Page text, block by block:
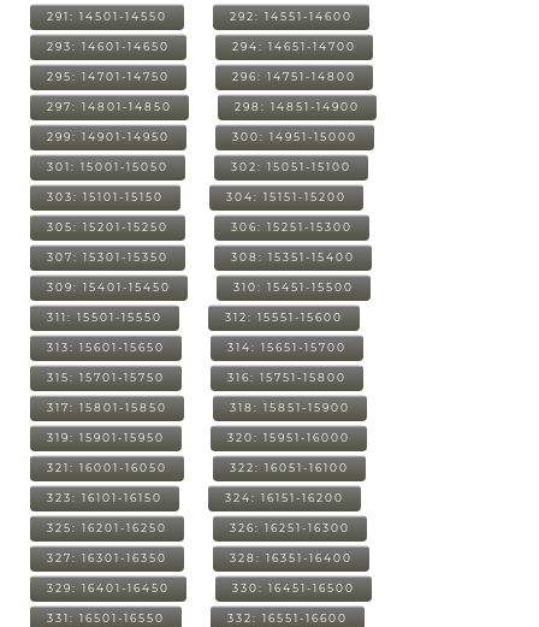
291: 14501-14550 292: 14551-14600
293: 14601-14650 294: 14651-14700
295: 14701-14750 296: 14751-14800
297: 14801-14850 298: 14851-14900
299: 14901-14950 300: 14951-15000
301: 15001-15050 302: 15051-15100
303: 15101-15150 304: 15151-15200
305: 15201-15250 306: 15251-15300
307: 15301-15350 308: 15351-15400
309: 15401-15450 310: 15451-15500
311: 15501-15550 312: 15551-15600
313: 15601-15650 314: 15651-15700
315: 15701-15750 316: 15751-15800
317: 15801-15850 318: 15851-15900
319: 15901-15950 320: 15951-16000
321: 16001-16050 322: 16051-16100
323: 16101-16150 324: 16151-16200
325: 16201-16250 326: 16251-16300
327: 16301-16350 328: 16351-16400
329: 16401-16450 330: 16451-16500
331: 16501-16550 332: 16551-16600